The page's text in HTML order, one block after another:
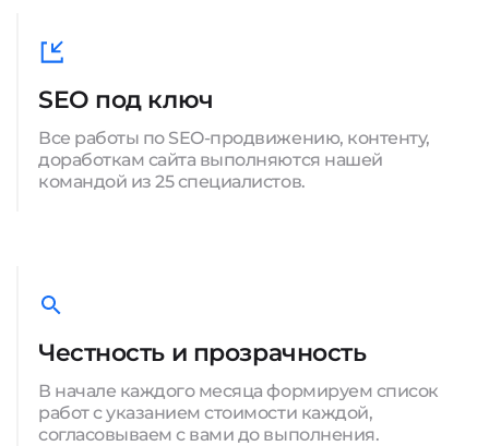
SEO под ключ
Все работы по SEO-продвижению, контенту,
доработкам сайта выполняются нашей
командой из 25 специалистов.
Честность и прозрачность
В начале каждого месяца формируем список
работ с указанием стоимости каждой,
согласовываем с вами до выполнения.